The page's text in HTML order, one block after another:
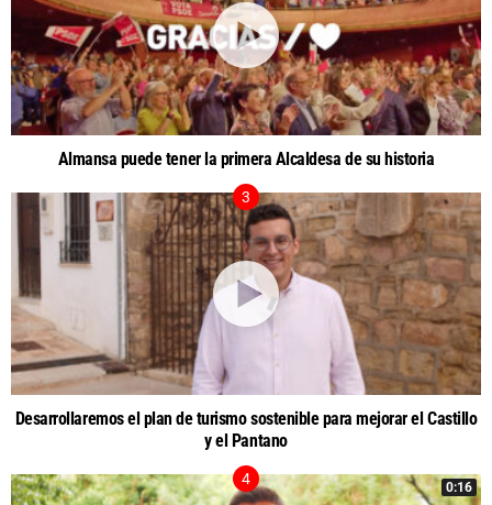
Almansa puede tener la primera Alcaldesa de su historia
Desarrollaremos el plan de turismo sostenible para mejorar el Castillo
y el Pantano
0:16